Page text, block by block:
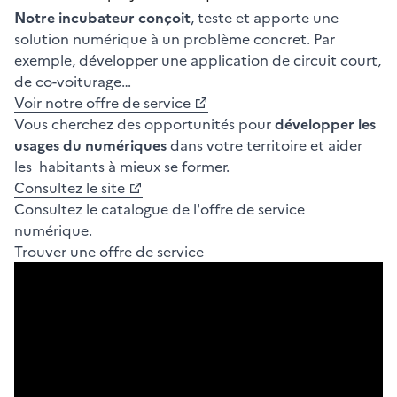
Notre incubateur conçoit, teste et apporte une
solution numérique à un problème concret. Par
exemple, développer une application de circuit court,
de co-voiturage…
Voir notre offre de service
Vous cherchez des opportunités pourdévelopper les
usages du numériquesdans votre territoire et aider
les habitants à mieux se former.
Consultez le site
Consultez le catalogue de l'offre de service
numérique.
Trouver une offre de service